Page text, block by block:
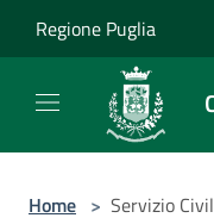
Regione Puglia
Home > Servizio